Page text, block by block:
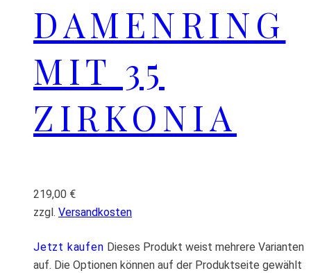
DAMENRING
MIT 35
ZIRKONIA
219,00 €
zzgl. Versandkosten
Jetzt kaufen Dieses Produkt weist mehrere Varianten
auf. Die Optionen können auf der Produktseite gewählt